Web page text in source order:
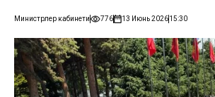
Министрлер кабинети 776 13 Июнь 202615:30